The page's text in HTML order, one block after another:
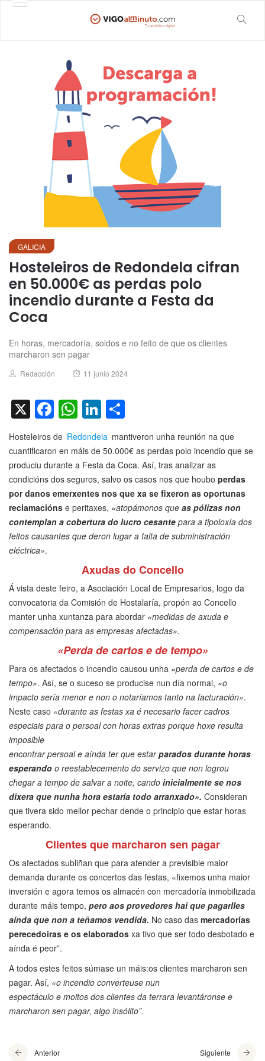
GALICIA
Hosteleiros de Redondela cifran
en 50.000€ as perdas polo
incendio durante a Festa da
Coca
En horas, mercadoría, soldos e no feito de que os clientes
marcharon sen pagar
Author
Redacción
Posted
11 junio 2024
X Facebook
WhatsApp
LinkedIn
Hosteleiros de Redondela mantiveron unha reunión na que
cuantificaron en máis de 50.000€ as perdas polo incendio que se
produciu durante a Festa da Coca. Así, tras analizar as
condicións dos seguros, salvo os casos nos que houbo perdas
por danos emerxentes nos que xa se fixeron as oportunas
reclamacións e peritaxes, «atopámonos que as pólizas non
contemplan a cobertura do lucro cesante para a tipoloxía dos
feitos causantes que deron lugar a falta de subministración
eléctrica».
Axudas do Concello
Á vista deste feiro, a Asociación Local de Empresarios, logo da
convocatoria da Comisión de Hostalaría, propón ao Concello
manter unha xuntanza para abordar «medidas de axuda e
compensación para as empresas afectadas».
«Perda de cartos e de tempo»
Para os afectados o incendio causou unha «perda de cartos e de
tempo». Así, se o suceso se producise nun día normal, «o
impacto sería menor e non o notaríamos tanto na facturación».
Neste caso «durante as festas xa é necesario facer cadros
especiais para o persoal con horas extras porque hoxe resulta
imposible
encontrar persoal e aínda ter que estarparados durante horas
esperando o reestablecemento do servizo que non logrou
chegar a tempo de salvar a noite, cando inicialmente se nos
dixera que nunha hora estaría todo arranxado». Consideran
que tivera sido mellor pechar dende o principio que estar horas
esperando.
Clientes que marcharon sen pagar
Os afectados subliñan que para atender a previsible maior
demanda durante os concertos das festas, «fixemos unha maior
inversión e agora temos os almacén con mercadoría inmobilizada
durante máis tempo, pero aos provedores hai que pagarlles
aínda que non a teñamos vendida. No caso das mercadorías
perecedoiras e os elaborados xa tivo que ser todo desbotado e
aínda é peor”.
A todos estes feitos súmase un máis:os clientes marcharon sen
pagar. Así, «o incendio converteuse nun
espectáculo e moitos dos clientes da terrara levantáronse e
marcharon sen pagar, algo insólito”.
Anterior Siguiente